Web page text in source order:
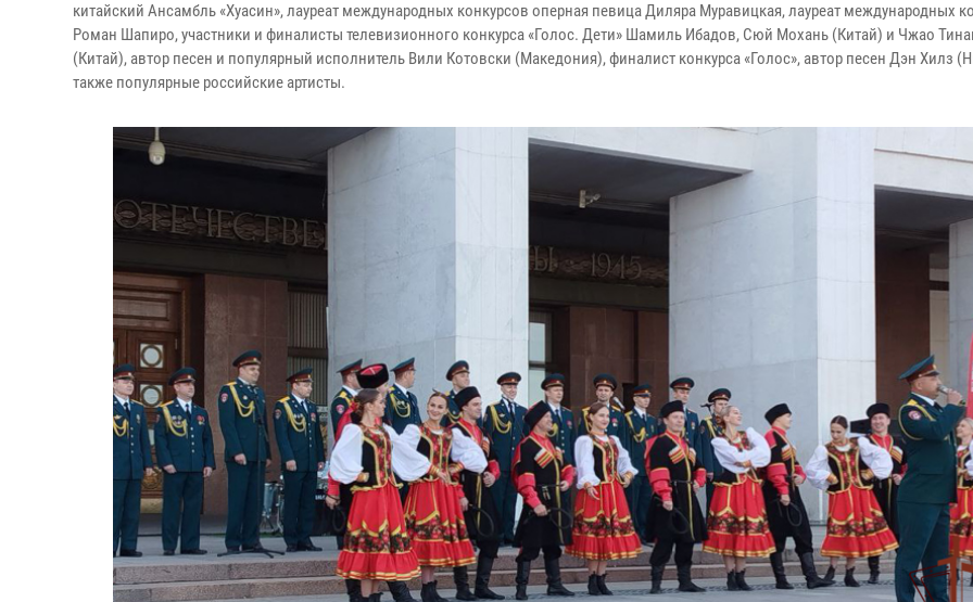
китайский Ансамбль «Хуасин», лауреат международных конкурсов оперная певица Диляра Муравицкая, лауреат международных
Роман Шапиро, участники и финалисты телевизионного конкурса «Голос. Дети» Шамиль Ибадов, Сюй Мохань (Китай) и Чжао
(Китай), автор песен и популярный исполнитель Вили Котовски (Македония), финалист конкурса «Голос», автор песен Дэн Хилз
также популярные российские артисты.